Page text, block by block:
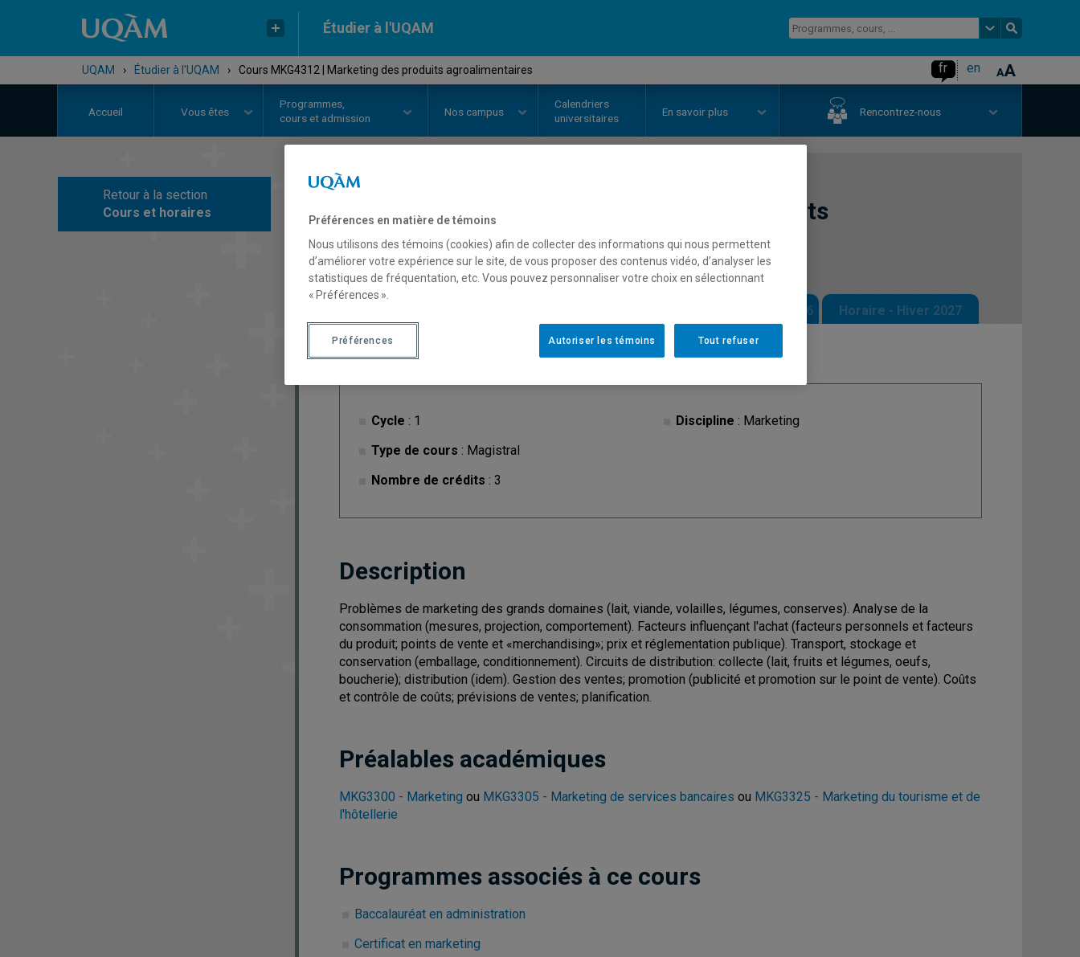
Étudier à l'UQAM
UQAM › Étudier à l'UQAM › Cours MKG4312 | Marketing des produits agroalimentaires fr en
Accueil Vous êtes
Programmes,
cours et admission
Nos campus
Calendriers
universitaires
En savoir plus Rencontrez-nous
Retour à la section
Cours et horaires
COURS// MKG4312
Marketing des produits
agroalimentaires
Horaire - Automne 2026 Horaire - Hiver 2027
Cycle : 1
Type de cours : Magistral
Nombre de crédits : 3
Discipline : Marketing
Description
Problèmes de marketing des grands domaines (lait, viande, volailles, légumes, conserves). Analyse de la
consommation (mesures, projection, comportement). Facteurs influençant l'achat (facteurs personnels et facteurs
du produit; points de vente et «merchandising»; prix et réglementation publique). Transport, stockage et
conservation (emballage, conditionnement). Circuits de distribution: collecte (lait, fruits et légumes, oeufs,
boucherie); distribution (idem). Gestion des ventes; promotion (publicité et promotion sur le point de vente). Coûts
et contrôle de coûts; prévisions de ventes; planification.
Préalables académiques
MKG3300 - Marketing ou MKG3305 - Marketing de services bancaires ou MKG3325 - Marketing du tourisme et de
l'hôtellerie
Programmes associés à ce cours
Baccalauréat en administration
Certificat en marketing
Préférences en matière de témoins
Nous utilisons des témoins (cookies) afin de collecter des informations qui nous permettent
d’améliorer votre expérience sur le site, de vous proposer des contenus vidéo, d’analyser les
statistiques de fréquentation, etc. Vous pouvez personnaliser votre choix en sélectionnant
« Préférences ».
Tout refuser
Autoriser les témoins
Préférences